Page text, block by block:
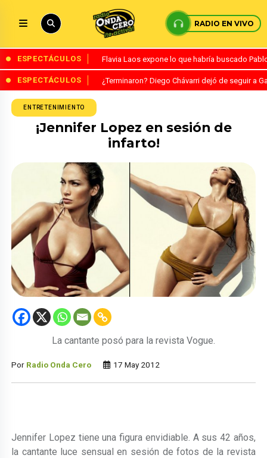
RADIO EN VIVO
ESPECTÁCULOS Flavia Laos expone lo que habría buscado
ESPECTÁCULOS ¿Terminaron? Diego Chávarri dejó de seguir a
ENTRETENIMIENTO
¡Jennifer Lopez en sesión de
infarto!
La cantante posó para la revista Vogue.
Por Radio Onda Cero 17 May 2012
Jennifer Lopez tiene una figura envidiable. A sus 42 años,
la cantante luce sensual en sesión de fotos de la revista